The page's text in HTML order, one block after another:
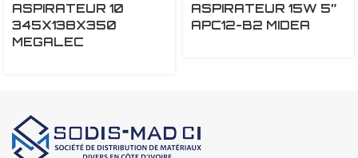
ASPIRATEUR 10
345X138X350
MEGALEC
ASPIRATEUR 15W 5″
APC12-B2 MIDEA